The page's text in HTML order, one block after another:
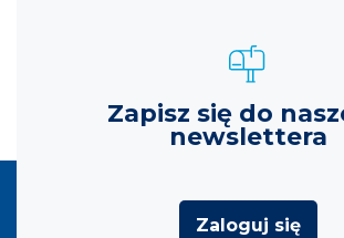
Zapisz się do
newslettera
Zaloguj się